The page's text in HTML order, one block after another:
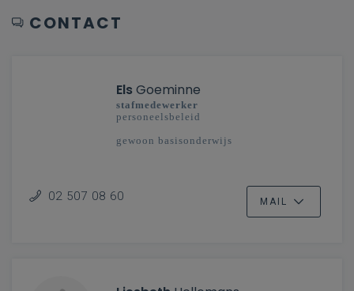
CONTACT
ElsGoeminne
stafmedewerker
personeelsbeleid
gewoon basisonderwijs
02 507 08 60 MAIL